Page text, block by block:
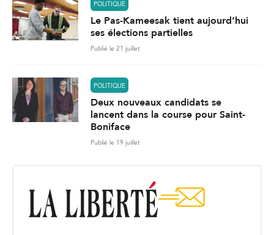
POLITIQUE
Le Pas-Kameesak tient aujourd’hui
ses élections partielles
Publié le 21 juillet
POLITIQUE
Deux nouveaux candidats se
lancent dans la course pour Saint-
Boniface
Publié le 19 juillet